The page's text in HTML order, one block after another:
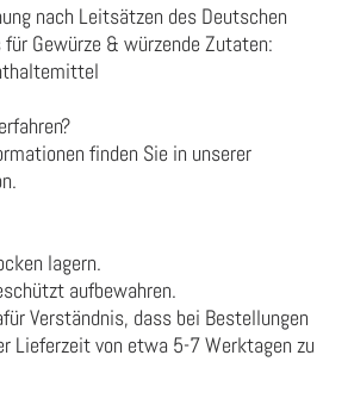
nach Leitsätzen des Deutschen
Gewürze & würzende Zutaten:
finden Sie in unserer
.
lagern.
aufbewahren.
Verständnis, dass bei Bestellungen
Lieferzeit von etwa 5-7 Werktagen zu